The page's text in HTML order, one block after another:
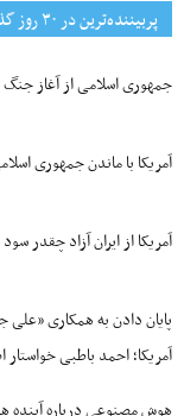
پربیننده‌ترین‌ در ۳۰ روز گذشته
جمهوری اسلامی از آغاز جنگ
آمریکا با ماندن جمهوری
آمریکا از ایران آزاد چقدر
پایان دادن به همکاری
آمریکا؛ احمد باطبی